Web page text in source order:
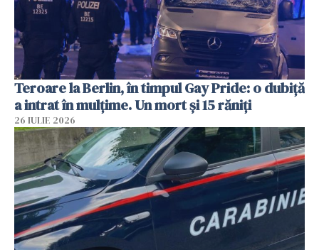
Teroare la Berlin, în timpul Gay Pride: o dubiță
a intrat în mulțime. Un mort și 15 răniți
26 IULIE 2026